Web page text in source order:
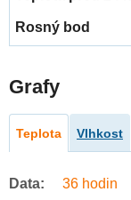
Grafy
Teplota Vlhkost
Data: 36 hodin